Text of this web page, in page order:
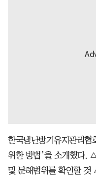
한국냉난방기유지관리협
위한 방법’을 소개했다.
및 분해범위를 확인할 것